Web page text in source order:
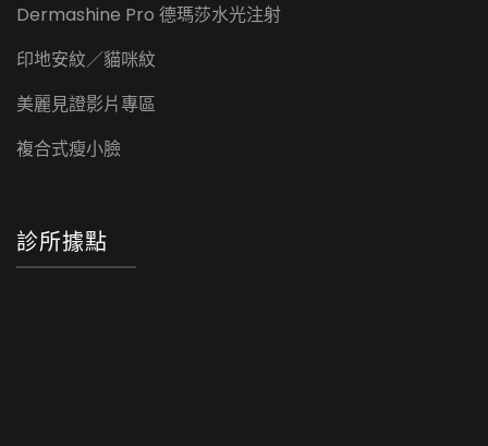
Dermashine Pro 德瑪莎水光注射
印地安紋／貓咪紋
美麗見證影片專區
複合式瘦小臉
診所據點